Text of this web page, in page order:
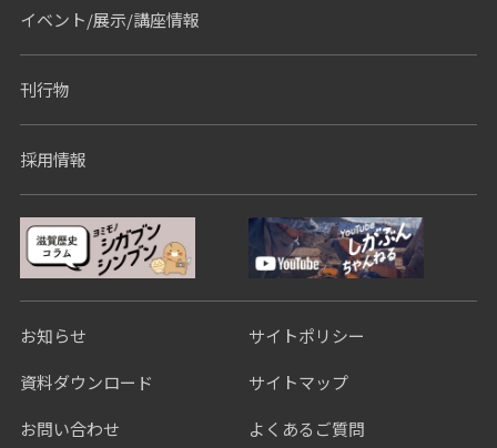
イベント/展示/講座情報
刊行物
採用情報
お知らせ
サイトポリシー
資料ダウンロード
サイトマップ
お問い合わせ
よくあるご質問